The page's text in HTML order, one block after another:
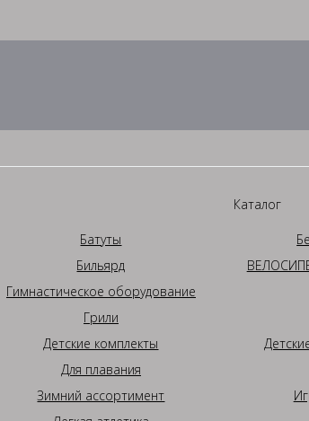
Каталог
Батуты
Бильярд
Гимнастическое оборудование
Грили
Детские комплекты
Для плавания
Зимний ассортимент